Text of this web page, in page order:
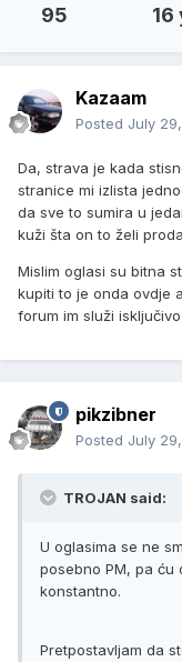
95 16
Kazaam
Posted July
Da, strava je kada
stranice mi izlista
da sve to sumira u
kuži šta on to želi
Mislim oglasi su bitna
kupiti to je onda ovdje
forum im služi
pikzibner
Posted July
TROJAN said:
U oglasima se ne
posebno PM, pa ću
konstantno.
Pretpostavljam da